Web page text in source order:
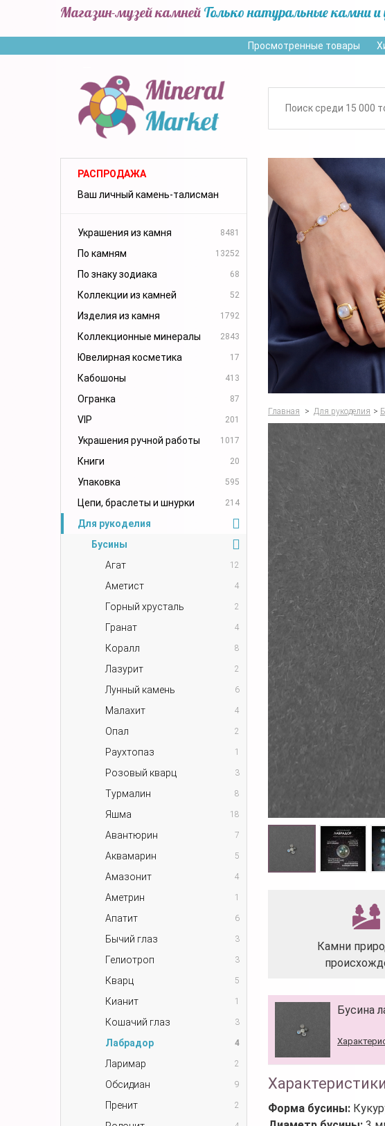
Магазин-музей камней Только натуральные камни и
Просмотренные товары
РАСПРОДАЖА
Ваш личный камень-талисман
Украшения из камня 8481
По камням 13252
По знаку зодиака 68
Коллекции из камней 52
Изделия из камня 1792
Коллекционные минералы 2843
Ювелирная косметика 17
Кабошоны 413
Огранка 87
VIP 201
Украшения ручной работы 1017
Книги 20
Упаковка 595
Цепи, браслеты и шнурки 214
Для рукоделия
Бусины
Агат
12
Аметист 4
Горный хрусталь 2
Гранат 4
Коралл 8
Лазурит 2
Лунный камень 6
Малахит 4
Опал 2
Раухтопаз 1
Розовый кварц 3
Турмалин 8
Яшма 18
Авантюрин 7
Аквамарин 5
Амазонит 4
Аметрин 1
Апатит 6
Бычий глаз 3
Гелиотроп 3
Кварц 5
Кианит 1
Кошачий глаз 3
Лабрадор 4
Ларимар 2
Обсидиан 9
Пренит 2
Главная > Для рукоделия >
Камни
Бусина
Характеристики
Форма бусины: